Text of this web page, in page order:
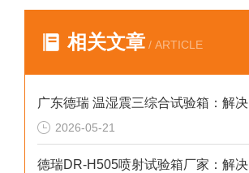
相关文章 / ARTICLE
2026-05-21